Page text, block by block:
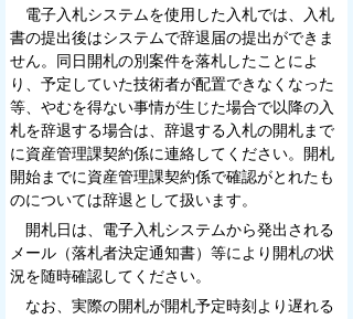
電子入札システムを使用した入札では、入札
書の提出後はシステムで辞退届の提出ができま
せん。同日開札の別案件を落札したことによ
り、予定していた技術者が配置できなくなった
等、やむを得ない事情が生じた場合で以降の入
札を辞退する場合は、辞退する入札の開札まで
に資産管理課契約係に連絡してください。開札
開始までに資産管理課契約係で確認がとれたも
のについては辞退として扱います。
開札日は、電子入札システムから発出される
メール（落札者決定通知書）等により開札の状
況を随時確認してください。
なお、実際の開札が開札予定時刻より遅れる